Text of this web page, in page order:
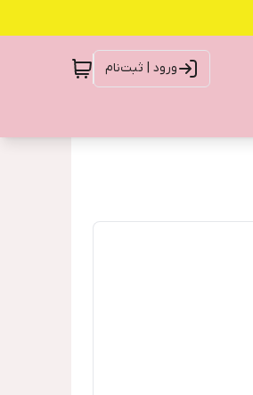
ورود | ثبت‌نام